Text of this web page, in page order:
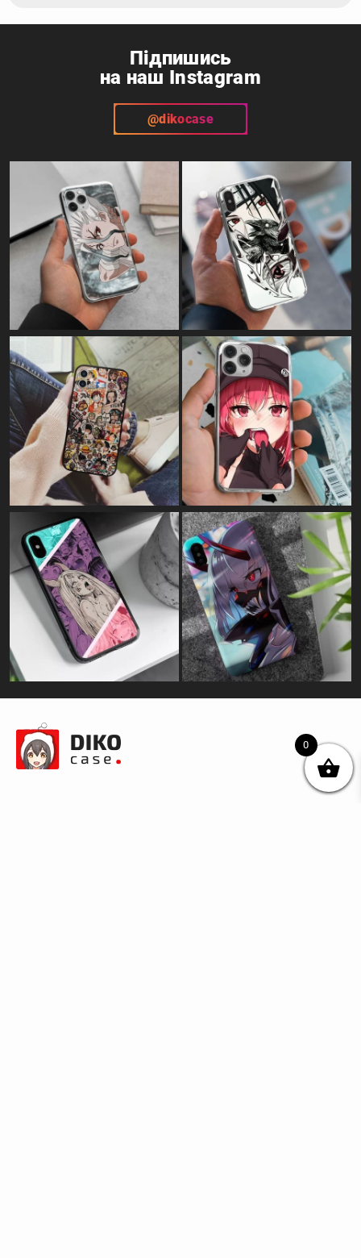
Підпишись
на наш Instagram
@dikocase
0